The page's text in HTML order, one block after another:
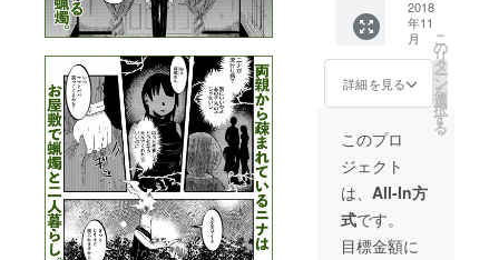
を使用
し、
送付予
定で
データ
はオン
ライン
レージ
を使用
メール
にてご
送付予
定で
がない
場合
は、
CAMPF
IREのア
クレ
させて
頂きま
☆(2)(5)
国内発
コース
皆さま
共通で
す) (5)
サイン
行本1巻
(紙)1冊
向オリ
ジナル
全作品
対象
の、リ
もに)に
お名前
をクレ
ジット
(2)単行
本1巻
冊 (3)
単行本1
巻(電子)
データ
(JPEG)
(4)著者
描き下
2018
年11
月
詳細を見る
こ
の
リ
タ
ー
ン
を
選
択
す
る
このプロ
ジェクト
は、 All-In方
式です。
目標金額に